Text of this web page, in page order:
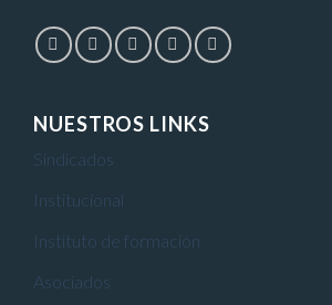
NUESTROS LINKS
Sindicados
Institucional
Instituto de formación
Asociados